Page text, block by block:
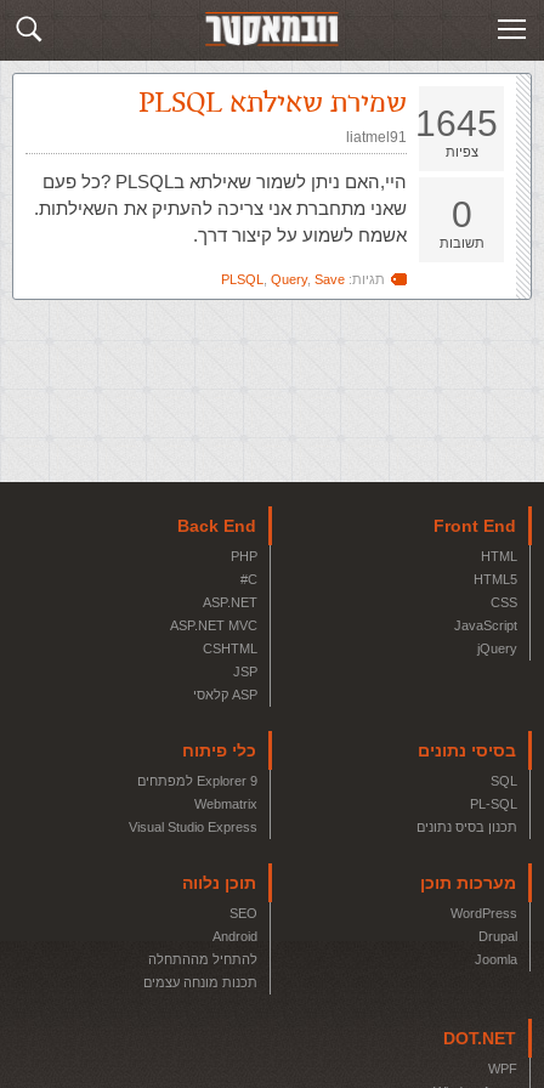
שלח שאלה חדשה זירת השאלות בנושא PLSQL
1645
צפיות
0
תשובות
שמירת שאילתא PLSQL
liatmel91
היי,האם ניתן לשמור שאילתא בPLSQL ?כל פעם
שאני מתחברת אני צריכה להעתיק את השאילתות.
אשמח לשמוע על קיצור דרך.
תגיות: PLSQL Query, Save
Front End
HTML
HTML5
CSS
JavaScript
jQuery
Back End
PHP
C#
ASP.NET
ASP.NET MVC
CSHTML
JSP
ASP קלאסי
בסיסי נתונים
SQL
PL-SQL
תכנון בסיס נתונים
כלי פיתוח
Explorer 9 למפתחים
Webmatrix
Visual Studio Express
מערכות תוכן
WordPress
Drupal
Joomla
תוכן נלווה
SEO
Android
להתחיל מההתחלה
תכנות מונחה עצמים
DOT.NET
WPF